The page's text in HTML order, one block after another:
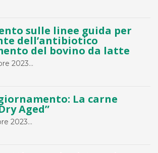
sulle linee guida per
dell’antibiotico
del bovino da latte
2023...
La carne
Aged”
2023...